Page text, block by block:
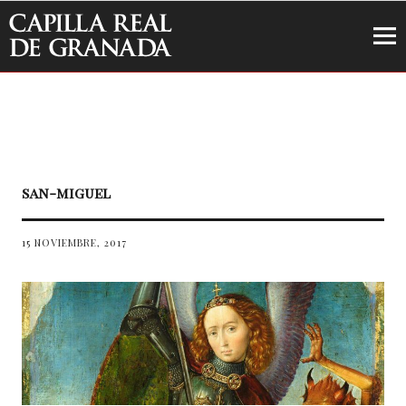
Capilla Real de Granada
san-miguel
15 NOVIEMBRE, 2017